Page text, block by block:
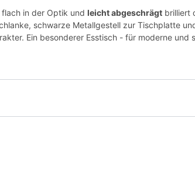
flach in der Optik undleicht abgeschrägt brilliert
schwarze Metallgestell zur Tischplatte
Ein besonderer Esstisch - für moderne und